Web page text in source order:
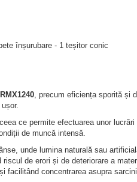
înșurubare - 1 teșitor conic
, precum eficiența sporită și
ce permite efectuarea unor
de muncă intensă.
unde lumina naturală sau
de erori și de deteriorare a
facilitând concentrarea asupra